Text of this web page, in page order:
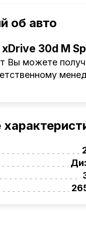
об авто
xDrive 30d M
Вы можете
полное
РБ действует
можно
доверьте